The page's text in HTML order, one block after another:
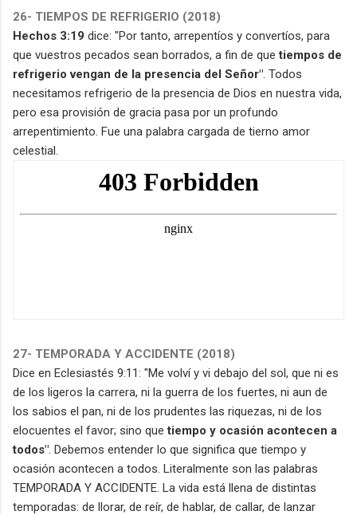
26- TIEMPOS DE REFRIGERIO (2018)
Hechos 3:19 dice: "Por tanto, arrepentíos y convertíos, para
que vuestros pecados sean borrados, a fin de quetiempos de
refrigerio vengan de la presencia del Señor" . Todos
necesitamos refrigerio de la presencia de Dios en nuestra vida,
pero esa provisión de gracia pasa por un profundo
arrepentimiento. Fue una palabra cargada de tierno amor
celestial.
27- TEMPORADA Y ACCIDENTE (2018)
Dice en Eclesiastés 9:11: "Me volví y vi debajo del sol, que ni es
de los ligeros la carrera, ni la guerra de los fuertes, ni aun de
los sabios el pan, ni de los prudentes las riquezas, ni de los
elocuentes el favor; sino quetiempo y ocasión acontecen a
todos" . Debemos entender lo que significa que tiempo y
ocasión acontecen a todos. Literalmente son las palabras
TEMPORADA Y ACCIDENTE. La vida está llena de distintas
temporadas: de llorar, de reír, de hablar, de callar, de lanzar